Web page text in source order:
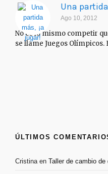
Una
Ago 10, 2012
No es lo mismo competir
se llame Juegos Olímpicos.
ÚLTIMOS
Cristinaen Taller de cambio de